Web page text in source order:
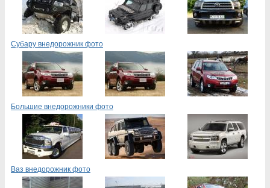
Субару внедорожник фото
Большие внедорожники фото
Ваз внедорожник фото